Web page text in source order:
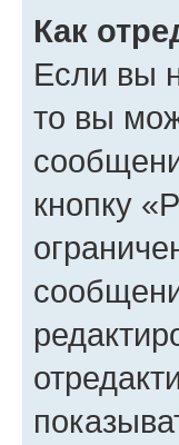
Как
Если вы
то вы
кнопку